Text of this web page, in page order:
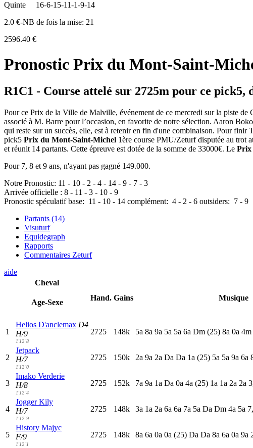
Quinte
16-6-15-11-1-9-14
2.0 €-NB de fois la mise: 21
2596.40 €
Pronostic Prix du Mont-Saint-
R1C1 - Course attelé sur 2725m pour ce pick5,
Pour ce Prix de la Ville de Malville, événement de ce mercredi sur la piste
associé à M. Barre pour l’occasion, en favorite de notre sélection. Aaron
qui reste sur un succès, elle, est à retenir en fin d'une combinaison. Pour finir
pick5 Prix du Mont-Saint-Michel 1ère course PMU/Zeturf disputée au trot
et réunit 14 partants. Cette épreuve est dotée de la somme de 33000€. Le Prix
Pour 7, 8 et 9 ans, n'ayant pas gagné 149.000.
Notre Pronostic: 11 - 10 - 2 - 4 - 14 - 9 - 7 - 3
Arrivée officielle : 8 - 11 - 3 - 10 - 9
Pronostic spéculatif base: 11 - 10 - 14 complément: 4 - 2 - 6 outsiders: 7 - 9
Partants (14)
Visuturf
Equidegraph
Rapports
Commentaires Zeturf
aide
Cheval
Age-Sexe
Hand. Gains Musique
1
Helios D'anclemax D4
H/9
1'12"8
2725 148k 5a 8a 9a 5a 5a 6a Dm (25) 8a 0a 4m
2
Jetpack
H/7
1'12"0
2725 150k 2a 9a 2a Da Da 1a (25) 5a 5a 9a 6a
3
Imako Verderie
H/8
1'12"4
2725 152k 7a 9a 1a Da 0a 4a (25) 1a 1a 2a 2a
4
Jogger Kily
H/7
1'12"9
2725 148k 3a 1a 2a 6a 6a 7a 5a Da Dm 4a 5a
5
History Majyc
F/9
1'12"1
2725 148k 8a 6a 0a 0a (25) Da Da 8a 6a 0a 9a